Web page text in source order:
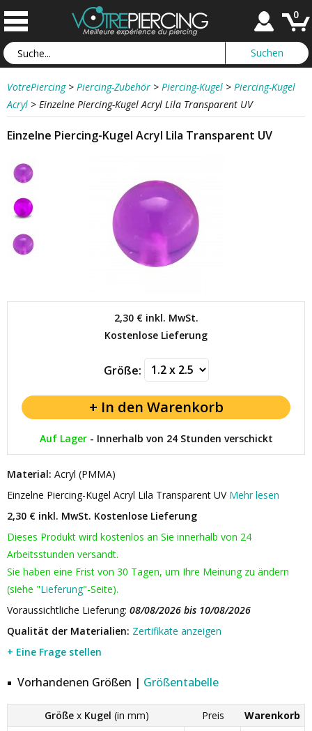
0
VotrePiercing > Piercing-Zubehör > Piercing-Kugel > Piercing-Kugel
Acryl > Einzelne Piercing-Kugel Acryl Lila Transparent UV
Einzelne Piercing-Kugel Acryl Lila Transparent UV
2,30 €inkl. MwSt.
Kostenlose Lieferung
Größe:
Auf Lager- Innerhalb von 24 Stunden verschickt
Material: Acryl (PMMA)
Einzelne Piercing-Kugel Acryl Lila Transparent UV Mehr lesen
2,30 € inkl. MwSt. Kostenlose Lieferung
Dieses Produkt wird kostenlos an Sie innerhalb von 24
Arbeitsstunden versandt.
Sie haben eine Frist von 30 Tagen, um Ihre Meinung zu ändern
(siehe "Lieferung"-Seite).
Voraussichtliche Lieferung: 08/08/2026 bis 10/08/2026
Qualität der Materialien: Zertifikate anzeigen
+ Eine Frage stellen
Vorhandenen Größen | Größentabelle
Größex Kugel (in mm) Preis Warenkorb